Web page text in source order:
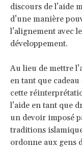
discours de l’aide
d’une manière
l’alignement avec
développement.
Au lieu de mettre
en tant que
cette
l’aide en tant que
un devoir imposé
traditions
ordonne aux gens